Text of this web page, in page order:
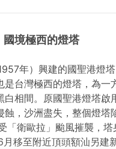
國境極西的燈塔
年）興建的國聖港燈塔
是台灣極西的燈塔，為一
白相間。原國聖港燈塔啟
蝕，沙洲盡失，整個燈塔
「衛歐拉」颱風摧襲，
移至附近頂頭額汕另建